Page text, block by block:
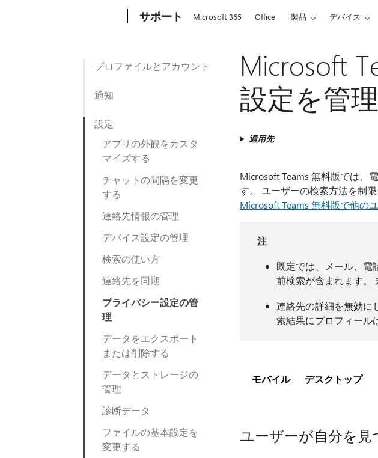
サポート Microsoft 365 Office 製品 デバイス
プロファイルとアカウント
通知
設定
アプリの外観をカスタ
マイズする
チャットの間隔を変更
する
連絡先情報の管理
デバイス設定の管理
検索の使い方
連絡先を同期
プライバシー設定の管
理
データをエクスポート
または削除する
データとストレージの
管理
診断データ
ファイルの基本設定を
変更する
Microsoft
設定を管
適用先
Microsoft Teams 無料版では、
す。 ユーザーの検索方法を制
Microsoft Teams 無料版で他の
注
既定では、メール、電
前検索が含まれます。
連絡先の詳細を無効に
索結果にプロフィール
モバイル デスクトップ
ユーザーが自分を